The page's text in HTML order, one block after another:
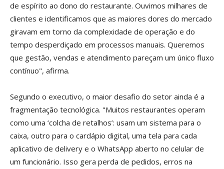
de espírito ao dono do restaurante. Ouvimos milhares de
clientes e identificamos que as maiores dores do mercado
giravam em torno da complexidade de operação e do
tempo desperdiçado em processos manuais. Queremos
que gestão, vendas e atendimento pareçam um único fluxo
contínuo", afirma.
Segundo o executivo, o maior desafio do setor ainda é a
fragmentação tecnológica. "Muitos restaurantes operam
como uma ‘colcha de retalhos’: usam um sistema para o
caixa, outro para o cardápio digital, uma tela para cada
aplicativo de delivery e o WhatsApp aberto no celular de
um funcionário. Isso gera perda de pedidos, erros na